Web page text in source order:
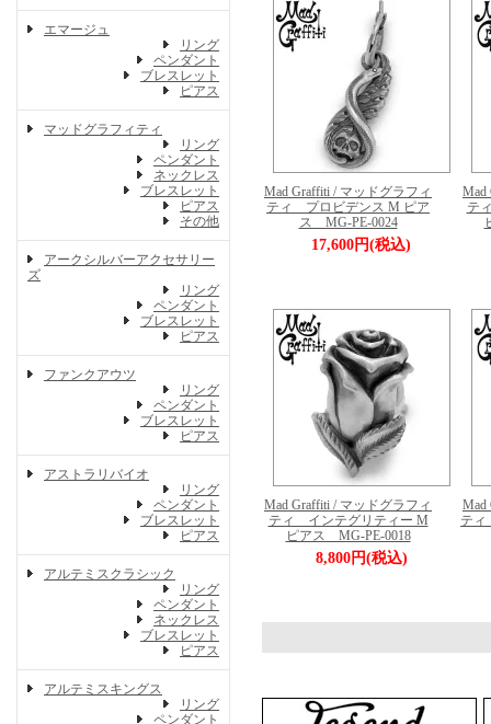
エマージュ
リング
ペンダント
ブレスレット
ピアス
マッドグラフィティ
リング
ペンダント
ネックレス
ブレスレット
ピアス
その他
アークシルバーアクセサリー
ズ
リング
ペンダント
ブレスレット
ピアス
ファンクアウツ
リング
ペンダント
ブレスレット
ピアス
アストラリバイオ
リング
ペンダント
ブレスレット
ピアス
アルテミスクラシック
リング
ペンダント
ネックレス
ブレスレット
ピアス
アルテミスキングス
リング
ペンダント
Mad Graffiti / マッドグラフィ
ティ プロビデンス M ピア
ス MG-PE-0024
17,600円(税込)
Mad
テ
Mad Graffiti / マッドグラフィ
ティ インテグリティー M
ピアス MG-PE-0018
8,800円(税込)
Mad
テ